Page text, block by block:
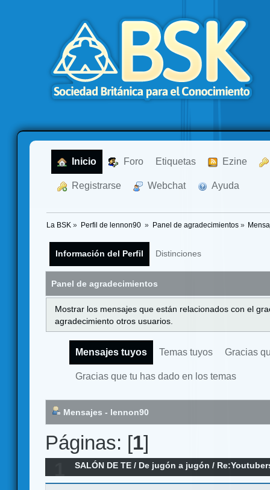
Inicio Foro Etiquetas Ezine
Registrarse Webchat Ayuda
La BSK » Perfil de lennon90 » Panel de agradecimientos»
Información del Perfil Distinciones
Panel de agradecimientos
Mostrar los mensajes que están relacionados con el
agradecimiento otros usuarios.
Mensajes tuyos Temas tuyos Gracias
Gracias que tu has dado en los temas
Mensajes - lennon90
Páginas: [1]
SALÓN DE TE / De jugón a jugón /
humo